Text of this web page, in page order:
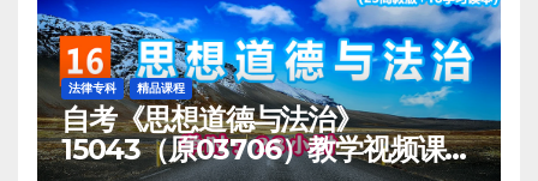
法律专科 精品课程
自考《思想道德与法治》
15043（原03706）教学视频课程